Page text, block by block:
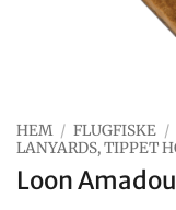
HEM / FLUGFISKE /
LANYARDS, TIPPET
Loon